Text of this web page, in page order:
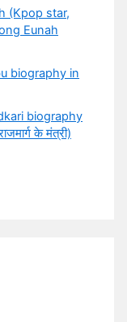
(Kpop star,
Eunah
biography in
biography
के मंत्री)